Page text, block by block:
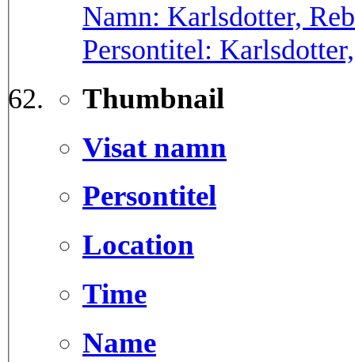
Namn: Karlsdotter,
Persontitel:
Thumbnail
Visat namn
Persontitel
Location
Time
Name